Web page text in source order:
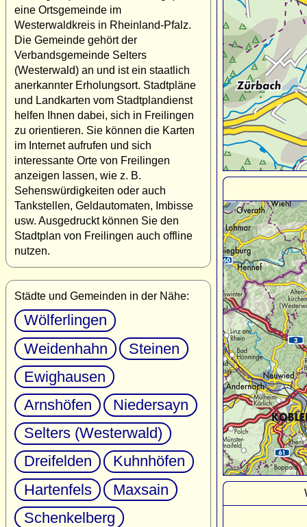
eine Ortsgemeinde im
Westerwaldkreis in Rheinland-Pfalz.
Die Gemeinde gehört der
Verbandsgemeinde Selters
(Westerwald) an und ist ein staatlich
anerkannter Erholungsort. Stadtpläne
und Landkarten vom Stadtplandienst
helfen Ihnen dabei, sich in Freilingen
zu orientieren. Sie können die Karten
im Internet aufrufen und sich
interessante Orte von Freilingen
anzeigen lassen, wie z. B.
Sehenswürdigkeiten oder auch
Tankstellen, Geldautomaten, Imbisse
usw. Ausgedruckt können Sie den
Stadtplan von Freilingen auch offline
nutzen.
Städte und Gemeinden in der Nähe:
Wölferlingen
Weidenhahn
Steinen
Ewighausen
Arnshöfen
Niedersayn
Selters (Westerwald)
Dreifelden
Kuhnhöfen
Hartenfels
Maxsain
Schenkelberg